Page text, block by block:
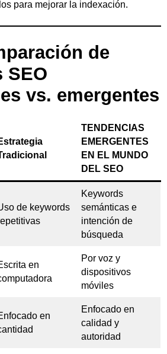
para mejorar la indexación.
de
SEO
vs. emergentes
TENDENCIAS
EMERGENTES
EN EL MUNDO
DEL SEO
de keywords
Keywords
semánticas e
intención de
búsqueda
en
Por voz y
dispositivos
móviles
en
Enfocado en
calidad y
autoridad